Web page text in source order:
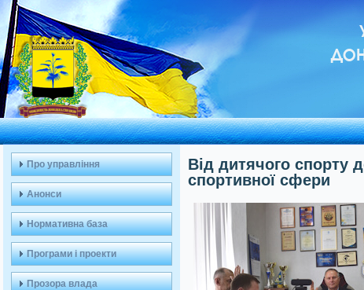
Про управління
Анонси
Нормативна база
Програми і проекти
Прозора влада
Від дитячого спорту
спортивної сфери